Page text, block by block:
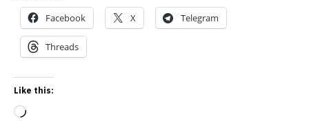
Facebook X Telegram
Threads
Like this:
Loading…